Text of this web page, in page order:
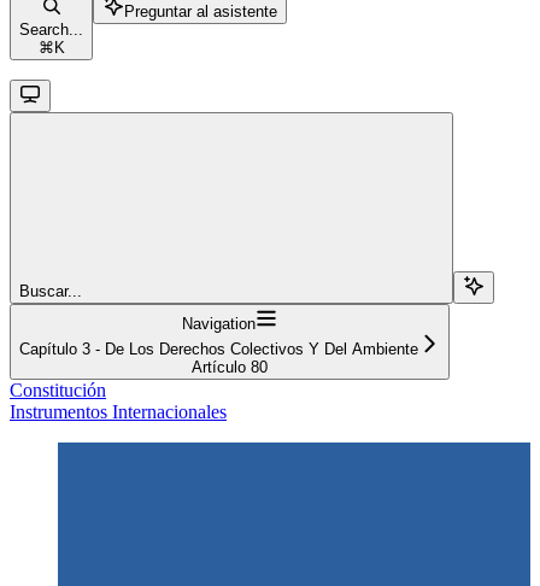
Search...
⌘ K
Preguntar al asistente
Buscar...
Navigation
Capítulo 3 - De Los Derechos Colectivos Y Del Ambiente
Artículo 80
Constitución
Instrumentos Internacionales